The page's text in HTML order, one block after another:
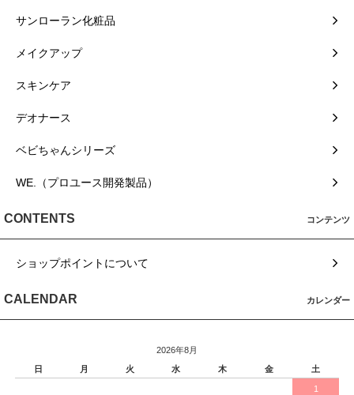
サンローラン化粧品
メイクアップ
スキンケア
デオナース
ベビちゃんシリーズ
WE.（プロユース開発製品）
CONTENTS コンテンツ
ショップポイントについて
CALENDAR カレンダー
2026年8月
日
月 火 水 木 金 土
1